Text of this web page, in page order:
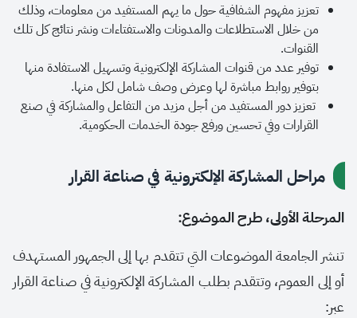
تعزيز مفهوم الشفافية حول ما يهم المستفيد من معلومات، وذلك
من خلال الاستطلاعات والمدونات والاستفتاءات ونشر نتائج كل تلك
القنوات.
توفير عدد من قنوات المشاركة الإلكترونية وتسهيل الاستفادة منها
بتوفير روابط مباشرة لها وعرض وصف شامل لكل منها.
تعزيز دور المستفيد من أجل مزيد من التفاعل والمشاركة في صنع
القرارات وفي تحسين ورفع جودة الخدمات الحكومية.
مراحل المشاركة الإلكترونية في صناعة القرار
المرحلة الأولى، طرح الموضوع:
تنشر الجامعة الموضوعات التي تتقدم بها إلى الجمهور المستهدف
أو إلى العموم، وتتقدم بطلب المشاركة الإلكترونية في صناعة القرار
عبر: